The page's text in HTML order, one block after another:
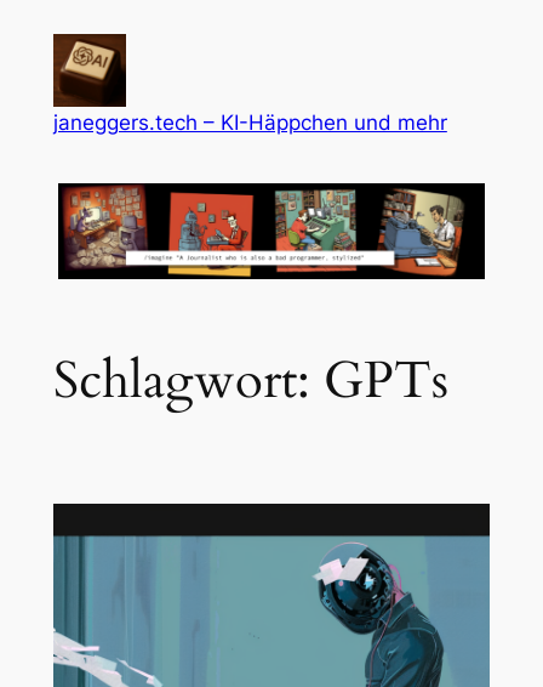
springen
janeggers.tech – KI-Häppchen und mehr
Schlagwort: GPTs